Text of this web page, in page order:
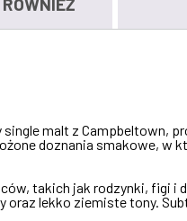
malt z Campbeltown,
doznania smakowe, w
takich jak rodzynki, figi
lekko ziemiste tony.